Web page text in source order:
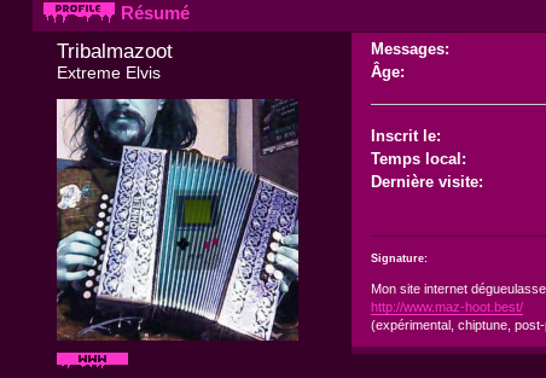
Résumé
Tribalmazoot
Extreme Elvis
Messages:
Âge:
Inscrit le:
Temps local:
Dernière visite:
Signature:
Mon site internet
http://www.maz-hoot.best/
(expérimental, chiptune,